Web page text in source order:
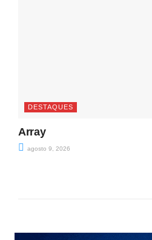
DESTAQUES
Array
agosto 9, 2026